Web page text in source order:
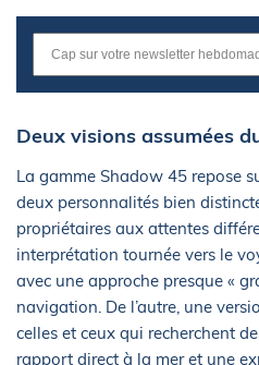
Deux visions assumées
La gamme Shadow 45 repose
deux personnalités bien
propriétaires aux attentes
interprétation tournée vers le
avec une approche presque «
navigation. De l’autre, une
celles et ceux qui recherchent
rapport direct à la mer et une